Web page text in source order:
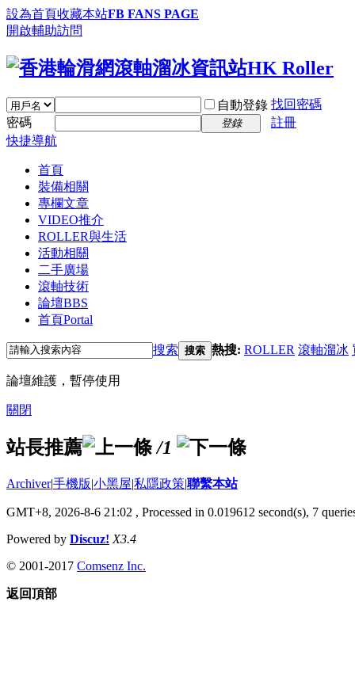
設為首頁收藏本站FB FANS PAGE
開啟輔助訪問
自動登錄 找回密碼
密碼
登錄
註冊
快捷導航
首頁
裝備相關
專欄文章
VIDEO推介
ROLLER與生活
活動相關
二手廣場
滾軸技術
論壇BBS
首頁Portal
搜索 搜索 熱搜: ROLLER 滾軸溜冰
論壇維護，暫停使用
關閉
站長推薦 /1
Archiver|手機版|小黑屋|私隱政策|聯繫本站
GMT+8, 2026-8-6 21:02 , Processed in 0.019612 second(s), 7
Powered by Discuz! X3.4
© 2001-2017 Comsenz Inc.
返回頂部